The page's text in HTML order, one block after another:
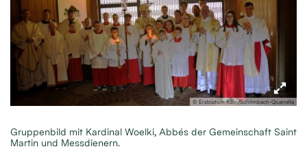
© Erzbistum Köln/Schlimbach-Quarrella
Gruppenbild mit Kardinal Woelki, Abbés der Gemeinschaft Saint
Martin und Messdienern.